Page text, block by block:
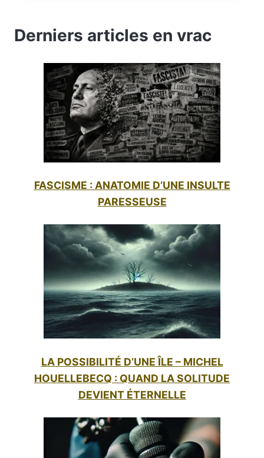
LE
PRIX
IDÉES
LIBRES
Derniers articles en vrac
FASCISME : ANATOMIE D’UNE INSULTE
PARESSEUSE
LA POSSIBILITÉ D’UNE ÎLE – MICHEL
HOUELLEBECQ : QUAND LA SOLITUDE
DEVIENT ÉTERNELLE